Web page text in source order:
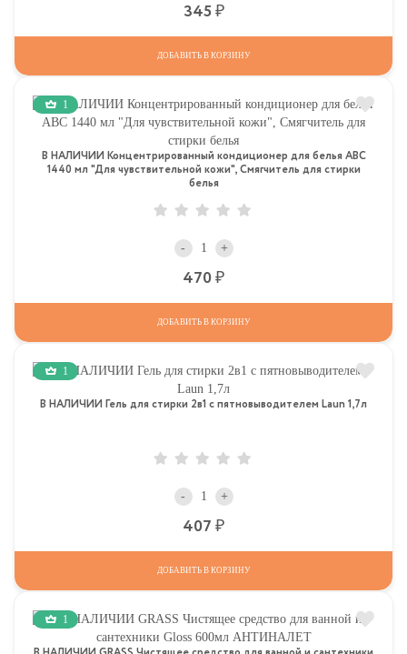
345
ДОБАВИТЬ В КОРЗИНУ
1
В НАЛИЧИИ Концентрированный кондиционер для белья АВС
1440 мл "Для чувствительной кожи", Смягчитель для стирки
белья
- +
470
ДОБАВИТЬ В КОРЗИНУ
1
В НАЛИЧИИ Гель для стирки 2в1 с пятновыводителем Laun 1,7л
- +
407
ДОБАВИТЬ В КОРЗИНУ
1